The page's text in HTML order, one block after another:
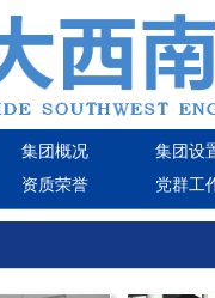
集团概况 集团设
资质荣誉 党群工